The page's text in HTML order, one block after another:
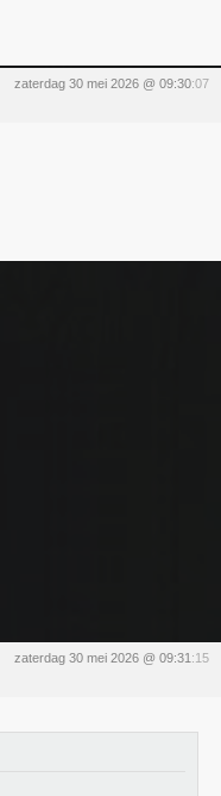
zaterdag 30 mei 2026 @ 09:30:07
zaterdag 30 mei 2026 @ 09:31 :15